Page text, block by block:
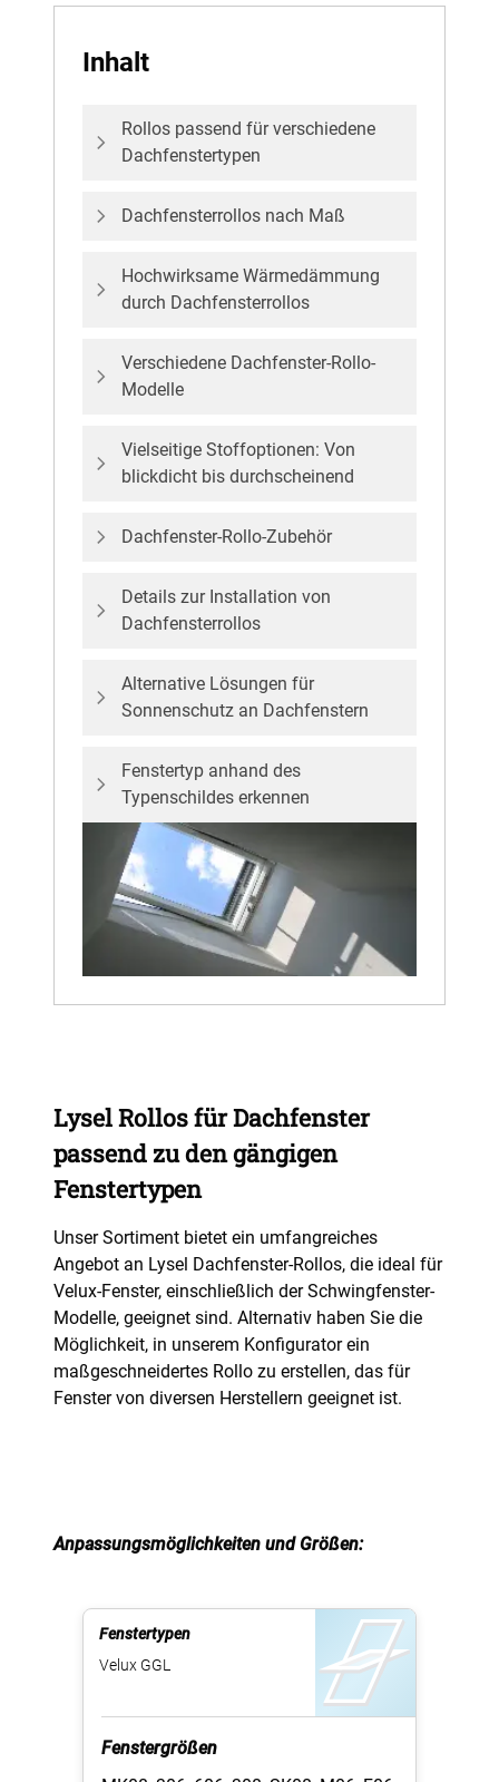
Inhalt
Rollos passend für verschiedene
Dachfenstertypen
Dachfensterrollos nach Maß
Hochwirksame Wärmedämmung
durch Dachfensterrollos
Verschiedene Dachfenster-Rollo-
Modelle
Vielseitige Stoffoptionen: Von
blickdicht bis durchscheinend
Dachfenster-Rollo-Zubehör
Details zur Installation von
Dachfensterrollos
Alternative Lösungen für
Sonnenschutz an Dachfenstern
Fenstertyp anhand des
Typenschildes erkennen
Lysel Rollos für Dachfenster
passend zu den gängigen
Fenstertypen
Unser Sortiment bietet ein umfangreiches
Angebot an Lysel Dachfenster-Rollos, die ideal für
Velux-Fenster, einschließlich der Schwingfenster-
Modelle, geeignet sind. Alternativ haben Sie die
Möglichkeit, in unserem Konfigurator ein
maßgeschneidertes Rollo zu erstellen, das für
Fenster von diversen Herstellern geeignet ist.
Anpassungsmöglichkeiten und Größen:
Fenstertypen
Velux GGL
Fenstergrößen